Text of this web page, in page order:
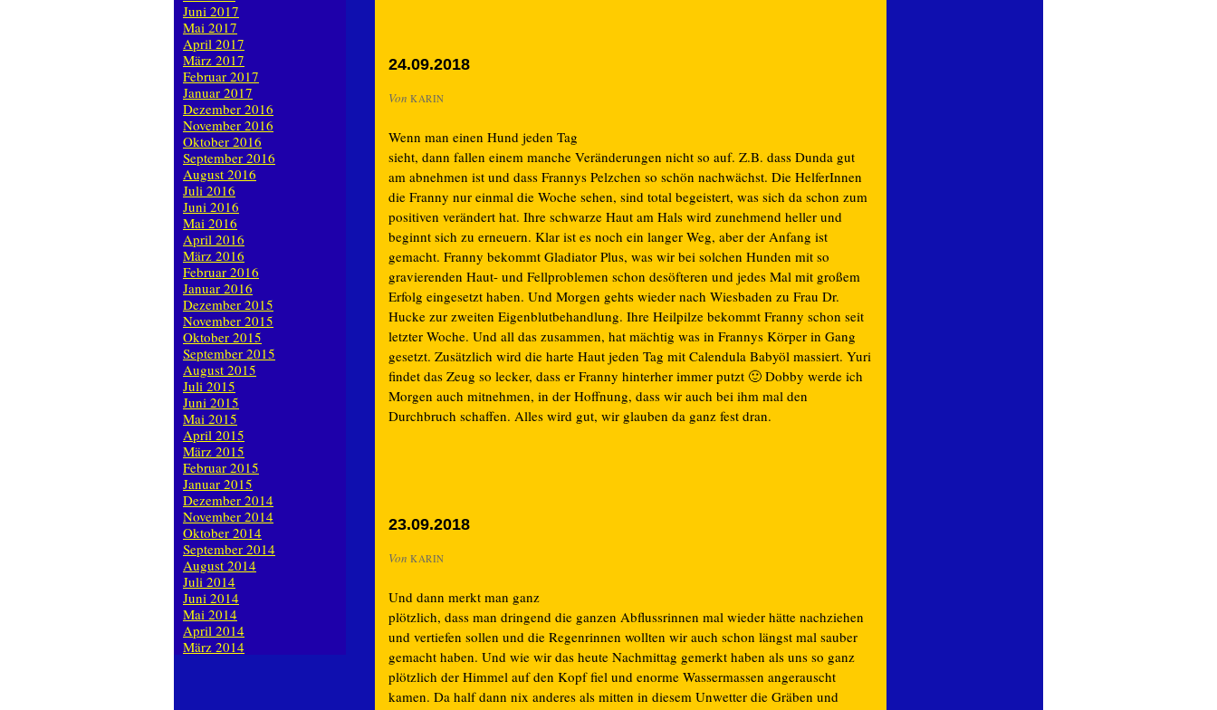
24.09.2018
Von KARIN
Wenn man einen Hund jeden Tag
sieht, dann fallen einem manche Veränderungen nicht so auf. Z.B. dass Dunda gut
am abnehmen ist und dass Frannys Pelzchen so schön nachwächst. Die HelferInnen
die Franny nur einmal die Woche sehen, sind total begeistert, was sich da schon zum
positiven verändert hat. Ihre schwarze Haut am Hals wird zunehmend heller und
beginnt sich zu erneuern. Klar ist es noch ein langer Weg, aber der Anfang ist
gemacht. Franny bekommt Gladiator Plus, was wir bei solchen Hunden mit so
gravierenden Haut- und Fellproblemen schon desöfteren und jedes Mal mit großem
Erfolg eingesetzt haben. Und Morgen gehts wieder nach Wiesbaden zu Frau Dr.
Hucke zur zweiten Eigenblutbehandlung. Ihre Heilpilze bekommt Franny schon seit
letzter Woche. Und all das zusammen, hat mächtig was in Frannys Körper in Gang
gesetzt. Zusätzlich wird die harte Haut jeden Tag mit Calendula Babyöl massiert. Yuri
findet das Zeug so lecker, dass er Franny hinterher immer putzt 🙂 Dobby werde ich
Morgen auch mitnehmen, in der Hoffnung, dass wir auch bei ihm mal den
Durchbruch schaffen. Alles wird gut, wir glauben da ganz fest dran.
23.09.2018
Von KARIN
Und dann merkt man ganz
plötzlich, dass man dringend die ganzen Abflussrinnen mal wieder hätte nachziehen
und vertiefen sollen und die Regenrinnen wollten wir auch schon längst mal sauber
gemacht haben. Und wie wir das heute Nachmittag gemerkt haben als uns so ganz
plötzlich der Himmel auf den Kopf fiel und enorme Wassermassen angerauscht
kamen. Da half dann nix anderes als mitten in diesem Unwetter die Gräben und
Juni 2017
Mai 2017
April 2017
März 2017
Februar 2017
Januar 2017
Dezember 2016
November 2016
Oktober 2016
September 2016
August 2016
Juli 2016
Juni 2016
Mai 2016
April 2016
März 2016
Februar 2016
Januar 2016
Dezember 2015
November 2015
Oktober 2015
September 2015
August 2015
Juli 2015
Juni 2015
Mai 2015
April 2015
März 2015
Februar 2015
Januar 2015
Dezember 2014
November 2014
Oktober 2014
September 2014
August 2014
Juli 2014
Juni 2014
Mai 2014
April 2014
März 2014